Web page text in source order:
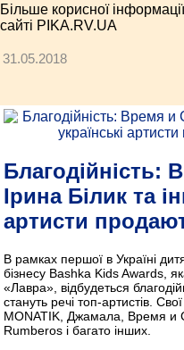
Більше корисної
сайті PIKA.RV.UA
31.05.2018
Благодійність:
Ірина Білик та
артисти
В рамках першої в Україні
бізнесу Bashka Kids Awards,
«Лавра», відбудеться
стануть речі топ-артистів.
MONATIK, Джамала, Время и
Rumberos і багато інших.